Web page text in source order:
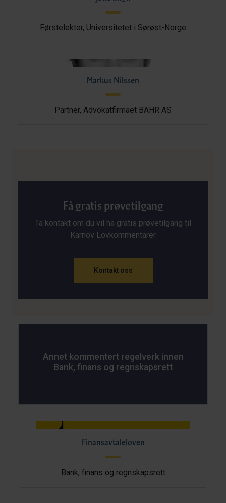
Førstelektor, Universitetet i Sørøst-Norge
Markus Nilssen
Partner, Advokatfirmaet BAHR AS
Få gratis prøvetilgang
Ta kontakt om du vil ha gratis prøvetilgang til
Karnov Lovkommentarer
Kontakt oss
Annet kommentert regelverk innen
Bank, finans og regnskapsrett
Finansavtaleloven
Bank, finans og regnskapsrett